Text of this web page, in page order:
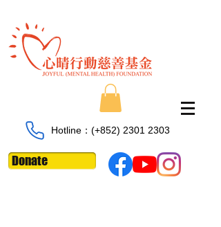
Hotline：​​(+852) 2301 2303
Donate